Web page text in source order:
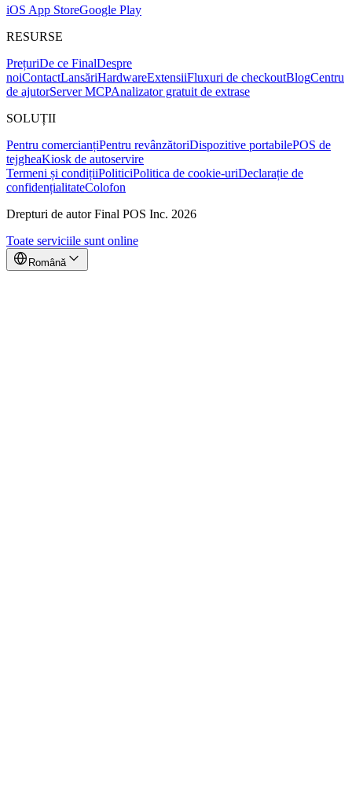
iOS App StoreGoogle Play
RESURSE
PrețuriDe ce FinalDespre
noiContactLansăriHardwareExtensiiFluxuri de checkoutBlogCentru
de ajutorServer MCPAnalizator gratuit de extrase
SOLUȚII
Pentru comercianțiPentru revânzătoriDispozitive portabilePOS de
tejgheaKiosk de autoservire
Termeni și condițiiPoliticiPolitica de cookie-uriDeclarație de
confidențialitateColofon
Drepturi de autor Final POS Inc. 2026
Toate serviciile sunt online
Română